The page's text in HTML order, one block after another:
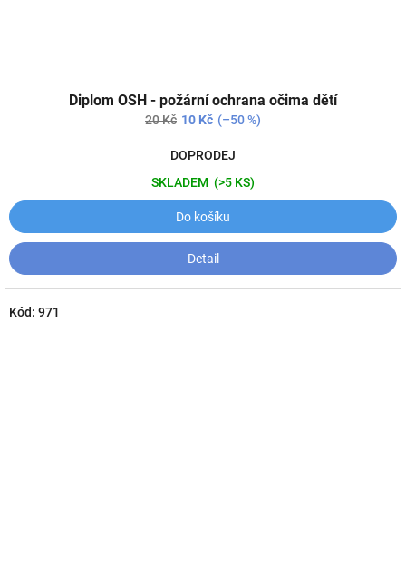
Diplom OSH - požární ochrana očima dětí
20 Kč 10 Kč (–50 %)
DOPRODEJ
SKLADEM (>5 KS)
Do košíku
Detail
Kód: 971